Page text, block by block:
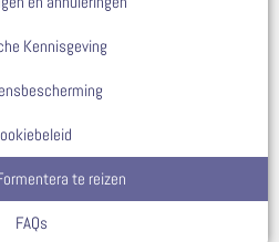
Kennisgeving
te reizen
FAQs